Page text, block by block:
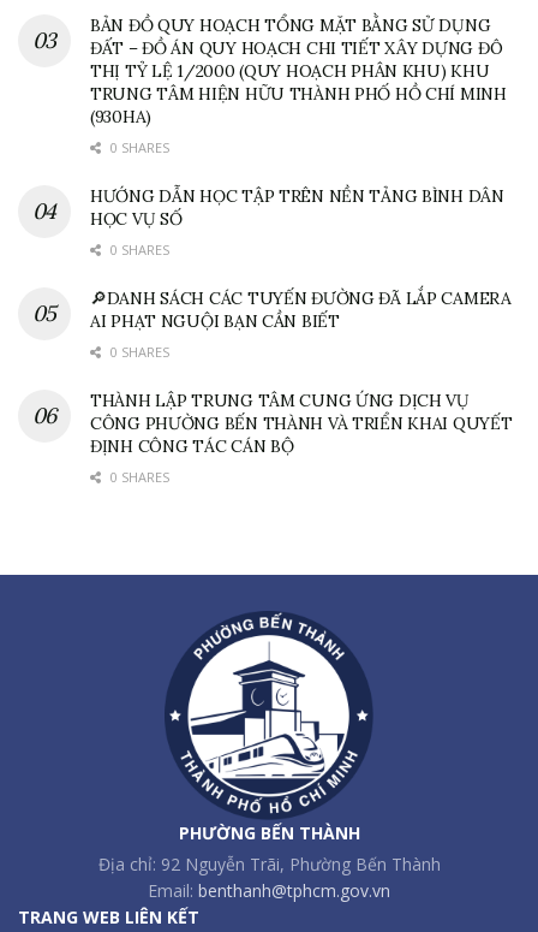
BẢN ĐỒ QUY HOẠCH TỔNG MẶT BẰNG SỬ DỤNG
ĐẤT – ĐỒ ÁN QUY HOẠCH CHI TIẾT XÂY DỰNG ĐÔ
THỊ TỶ LỆ 1/2000 (QUY HOẠCH PHÂN KHU) KHU
TRUNG TÂM HIỆN HỮU THÀNH PHỐ HỒ CHÍ MINH
(930HA)
0 SHARES
HƯỚNG DẪN HỌC TẬP TRÊN NỀN TẢNG BÌNH DÂN
HỌC VỤ SỐ
0 SHARES
🔎DANH SÁCH CÁC TUYẾN ĐƯỜNG ĐÃ LẮP CAMERA
AI PHẠT NGUỘI BẠN CẦN BIẾT
0 SHARES
THÀNH LẬP TRUNG TÂM CUNG ỨNG DỊCH VỤ
CÔNG PHƯỜNG BẾN THÀNH VÀ TRIỂN KHAI QUYẾT
ĐỊNH CÔNG TÁC CÁN BỘ
0 SHARES
PHƯỜNG BẾN THÀNH
Địa chỉ: 92 Nguyễn Trãi, Phường Bến Thành
Email: benthanh@tphcm.gov.vn
TRANG WEB LIÊN KẾT